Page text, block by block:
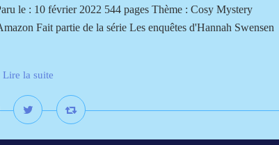
le : 10 février 2022 544 pages Thème : Cosy Mystery
Fait partie de la série Les enquêtes d'Hannah Swensen
Lire la suite